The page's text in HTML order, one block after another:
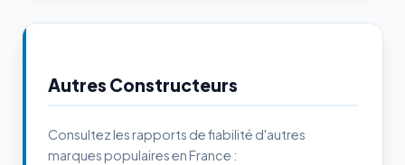
Autres Constructeurs
Consultez les rapports de fiabilité d'autres
marques populaires en France :